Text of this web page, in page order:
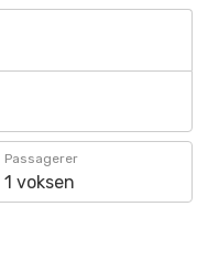
Passagerer
1 voksen